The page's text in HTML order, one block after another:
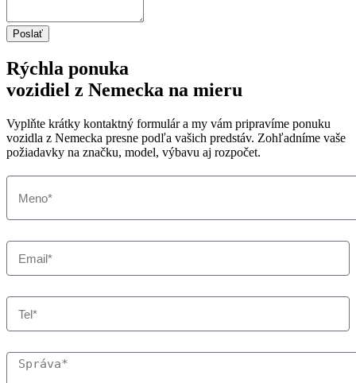
Poslať
Rýchla ponuka
vozidiel z Nemecka na mieru
Vyplňte krátky kontaktný formulár a my vám pripravíme ponuku
vozidla z Nemecka presne podľa vašich predstáv. Zohľadníme vaše
požiadavky na značku, model, výbavu aj rozpočet.